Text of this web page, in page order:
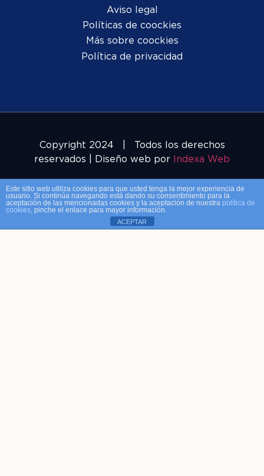
Aviso legal
Políticas de coockies
Más sobre coockies
Política de privacidad
Copyright 2024 | Todos los derechos
reservados | Diseño web por Indexa Web
Este sitio web utiliza cookies para que usted tenga la mejor experiencia de
usuario. Si continúa navegando está dando su consentimiento para la
aceptación de las mencionadas cookies y la aceptación de nuestra política de
cookies, pinche el enlace para mayor información.
ACEPTAR